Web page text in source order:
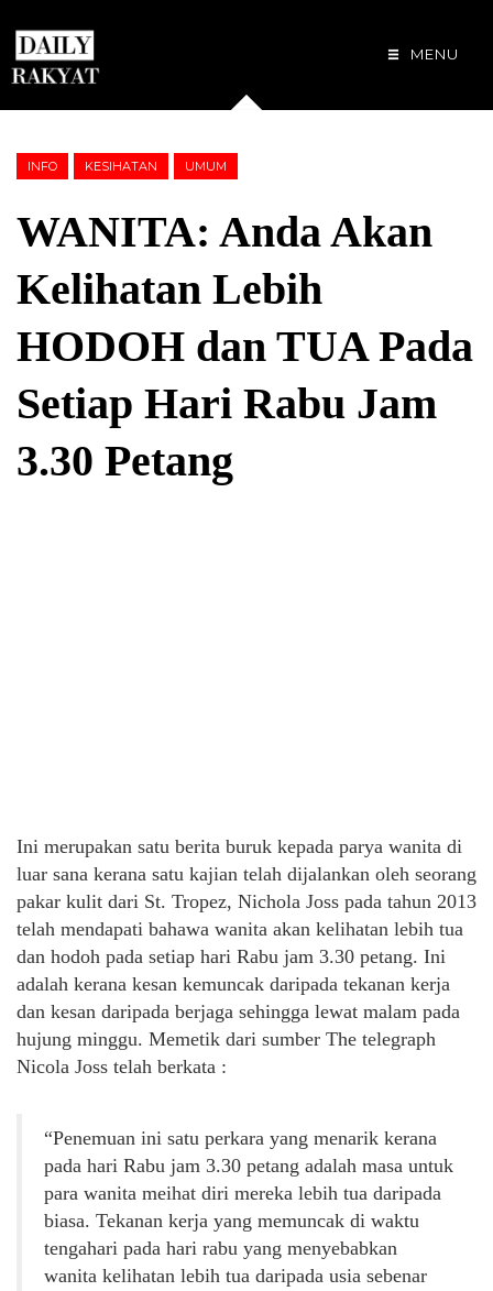
MENU
INFO KESIHATAN UMUM
WANITA: Anda Akan
Kelihatan Lebih
HODOH dan TUA Pada
Setiap Hari Rabu Jam
3.30 Petang
Ini merupakan satu berita buruk kepada parya wanita di
luar sana kerana satu kajian telah dijalankan oleh seorang
pakar kulit dari St. Tropez, Nichola Joss pada tahun 2013
telah mendapati bahawa wanita akan kelihatan lebih tua
dan hodoh pada setiap hari Rabu jam 3.30 petang. Ini
adalah kerana kesan kemuncak daripada tekanan kerja
dan kesan daripada berjaga sehingga lewat malam pada
hujung minggu. Memetik dari sumber The telegraph
Nicola Joss telah berkata :
“Penemuan ini satu perkara yang menarik kerana
pada hari Rabu jam 3.30 petang adalah masa untuk
para wanita meihat diri mereka lebih tua daripada
biasa. Tekanan kerja yang memuncak di waktu
tengahari pada hari rabu yang menyebabkan
wanita kelihatan lebih tua daripada usia sebenar